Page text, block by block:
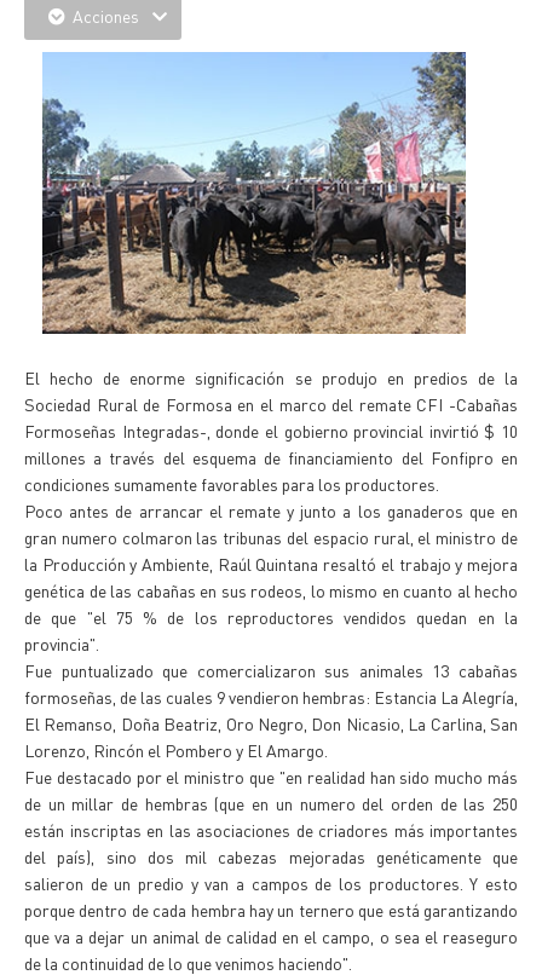
Acciones
El hecho de enorme significación se produjo en predios de la
Sociedad Rural de Formosa en el marco del remate CFI -Cabañas
Formoseñas Integradas-, donde el gobierno provincial invirtió $ 10
millones a través del esquema de financiamiento del Fonfipro en
condiciones sumamente favorables para los productores.
Poco antes de arrancar el remate y junto a los ganaderos que en
gran numero colmaron las tribunas del espacio rural, el ministro de
la Producción y Ambiente, Raúl Quintana resaltó el trabajo y mejora
genética de las cabañas en sus rodeos, lo mismo en cuanto al hecho
de que "el 75 % de los reproductores vendidos quedan en la
provincia".
Fue puntualizado que comercializaron sus animales 13 cabañas
formoseñas, de las cuales 9 vendieron hembras: Estancia La Alegría,
El Remanso, Doña Beatriz, Oro Negro, Don Nicasio, La Carlina, San
Lorenzo, Rincón el Pombero y El Amargo.
Fue destacado por el ministro que "en realidad han sido mucho más
de un millar de hembras (que en un numero del orden de las 250
están inscriptas en las asociaciones de criadores más importantes
del país), sino dos mil cabezas mejoradas genéticamente que
salieron de un predio y van a campos de los productores. Y esto
porque dentro de cada hembra hay un ternero que está garantizando
que va a dejar un animal de calidad en el campo, o sea el reaseguro
de la continuidad de lo que venimos haciendo".